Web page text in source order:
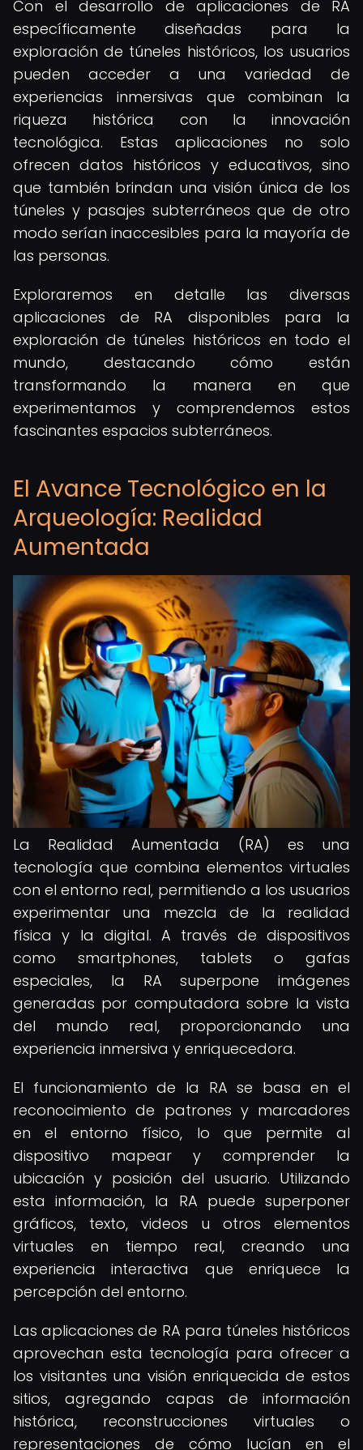
Con el desarrollo de aplicaciones de RA
específicamente diseñadas para la
exploración de túneles históricos, los usuarios
pueden acceder a una variedad de
experiencias inmersivas que combinan la
riqueza histórica con la innovación
tecnológica. Estas aplicaciones no solo
ofrecen datos históricos y educativos, sino
que también brindan una visión única de los
túneles y pasajes subterráneos que de otro
modo serían inaccesibles para la mayoría de
las personas.
Exploraremos en detalle las diversas
aplicaciones de RA disponibles para la
exploración de túneles históricos en todo el
mundo, destacando cómo están
transformando la manera en que
experimentamos y comprendemos estos
fascinantes espacios subterráneos.
El Avance Tecnológico en la
Arqueología: Realidad
Aumentada
La Realidad Aumentada (RA) es una
tecnología que combina elementos virtuales
con el entorno real, permitiendo a los usuarios
experimentar una mezcla de la realidad
física y la digital. A través de dispositivos
como smartphones, tablets o gafas
especiales, la RA superpone imágenes
generadas por computadora sobre la vista
del mundo real, proporcionando una
experiencia inmersiva y enriquecedora.
El funcionamiento de la RA se basa en el
reconocimiento de patrones y marcadores
en el entorno físico, lo que permite al
dispositivo mapear y comprender la
ubicación y posición del usuario. Utilizando
esta información, la RA puede superponer
gráficos, texto, videos u otros elementos
virtuales en tiempo real, creando una
experiencia interactiva que enriquece la
percepción del entorno.
Las aplicaciones de RA para túneles históricos
aprovechan esta tecnología para ofrecer a
los visitantes una visión enriquecida de estos
sitios, agregando capas de información
histórica, reconstrucciones virtuales o
representaciones de cómo lucían en el